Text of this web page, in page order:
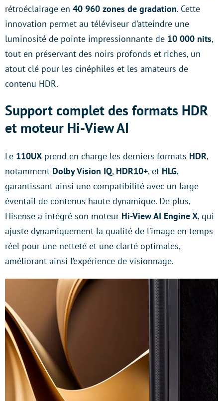
rétroéclairage en 40 960 zones de gradation. Cette
innovation permet au téléviseur d’atteindre une
luminosité de pointe impressionnante de 10 000 nits,
tout en préservant des noirs profonds et riches, un
atout clé pour les cinéphiles et les amateurs de
contenu HDR.
Support complet des formats HDR
et moteur Hi-View AI
Le 110UX prend en charge les derniers formats HDR,
notamment Dolby Vision IQ, HDR10+, et HLG,
garantissant ainsi une compatibilité avec un large
éventail de contenus haute dynamique. De plus,
Hisense a intégré son moteur Hi-View AI Engine X, qui
ajuste dynamiquement la qualité de l’image en temps
réel pour une netteté et une clarté optimales,
améliorant ainsi l’expérience de visionnage.